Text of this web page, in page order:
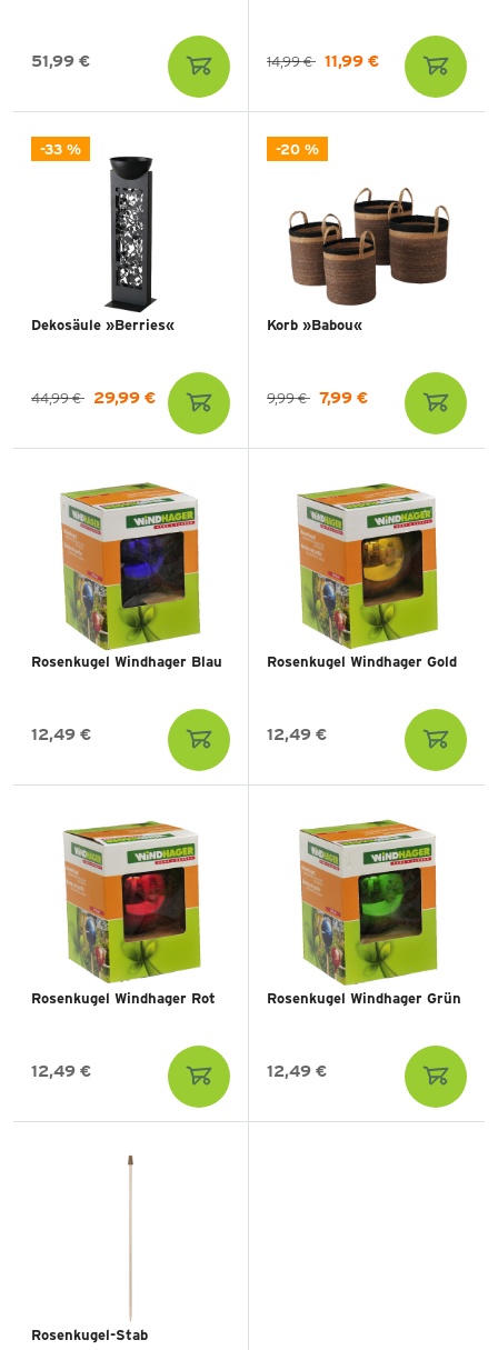
51,99 € 14,99 € 11,99 €
-33 %
Dekosäule »Berries«
44,99 € 29,99 €
-20 %
Korb »Babou«
9,99 € 7,99 €
Rosenkugel Windhager Blau
12,49 €
Rosenkugel Windhager Gold
12,49 €
Rosenkugel Windhager Rot
12,49 €
Rosenkugel Windhager Grün
12,49 €
Rosenkugel-Stab